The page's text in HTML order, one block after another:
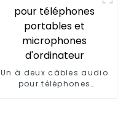
Un à deux câbles audio
pour téléphones